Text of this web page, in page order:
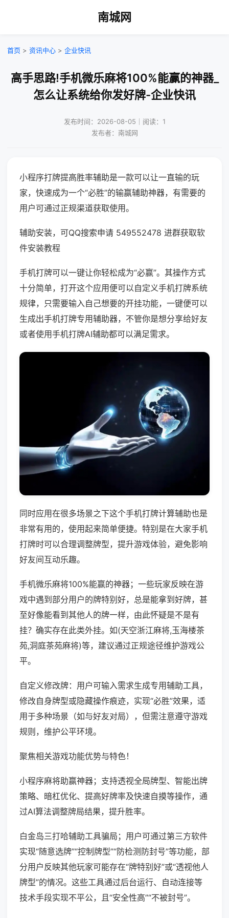
南城网
首页 > 资讯中心 > 企业快讯
高手思路!手机微乐麻将100%能赢的神器_
怎么让系统给你发好牌-企业快讯
发布时间：2026-08-05｜阅读：1
发布者：南城网
小程序打牌提高胜率辅助是一款可以让一直输的玩
家，快速成为一个“必胜”的输赢辅助神器，有需要的
用户可通过正规渠道获取使用。
辅助安装，可QQ搜索申请 549552478 进群获取软
件安装教程
手机打牌可以一键让你轻松成为“必赢”。其操作方式
十分简单，打开这个应用便可以自定义手机打牌系统
规律，只需要输入自己想要的开挂功能，一键便可以
生成出手机打牌专用辅助器，不管你是想分享给好友
或者使用手机打牌AI辅助都可以满足需求。
同时应用在很多场景之下这个手机打牌计算辅助也是
非常有用的，使用起来简单便捷。特别是在大家手机
打牌时可以合理调整牌型，提升游戏体验，避免影响
好友间互动乐趣。
手机微乐麻将100%能赢的神器；一些玩家反映在游
戏中遇到部分用户的牌特别好，总是能拿到好牌，甚
至好像能看到其他人的牌一样，由此怀疑是不是有
挂？确实存在此类外挂。如(天空浙江麻将,玉海楼茶
苑,洞庭茶苑麻将)等，建议通过正规途径维护游戏公
平。
自定义修改牌：用户可输入需求生成专用辅助工具，
修改自身牌型或隐藏操作痕迹，实现“必胜”效果，适
用于多种场景（如与好友对局），但需注意遵守游戏
规则，维护公平环境。
聚焦相关游戏功能优势与特色！
小程序麻将助赢神器；支持透视全局牌型、智能出牌
策略、暗杠优化、提高好牌率及快速自摸等操作，通
过AI算法调整牌局结果，提升胜率。
白金岛三打哈辅助工具骗局；用户可通过第三方软件
实现“随意选牌”“控制牌型”“防检测防封号”等功能，部
分用户反映其他玩家可能存在“牌特别好”或“透视他人
牌型”的情况。这些工具通过后台运行、自动连接等
技术手段实现不平公，且“安全性高”“不被封号”。